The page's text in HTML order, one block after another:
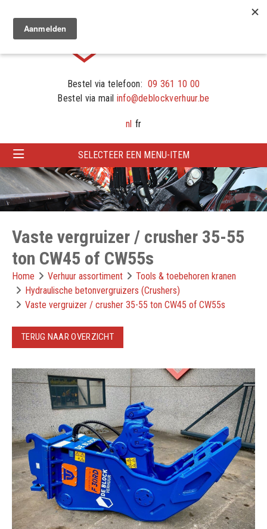
Bestel via telefoon: 09 361 10 00
Bestel via mail info@deblockverhuur.be
nl fr
SELECTEER EEN MENU-ITEM
Vaste vergruizer / crusher 35-55
ton CW45 of CW55s
Home Verhuur assortiment
Tools & toebehoren kranen
Hydraulische betonvergruizers (Crushers)
Vaste vergruizer / crusher 35-55 ton CW45 of CW55s
TERUG NAAR OVERZICHT